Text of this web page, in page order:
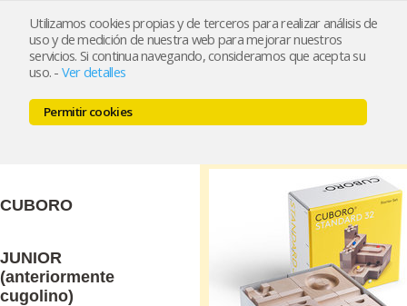
Utilizamos cookies propias y de terceros para realizar análisis de
uso y de medición de nuestra web para mejorar nuestros
servicios. Si continua navegando, consideramos que acepta su
uso. - Ver detalles
Permitir cookies
Inicio/ Blog
Buscar
CUBORO
JUNIOR
(anteriormente
cugolino)